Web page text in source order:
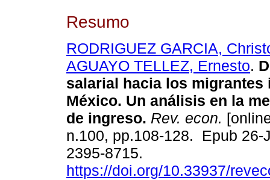
Resumo
RODRIGUEZ GARCIA,
AGUAYO TELLEZ, Ernesto.
salarial hacia los migrantes
México. Un análisis en la
de ingreso. Rev. econ.
n.100, pp.108-128. Epub 26-
2395-8715.
https://doi.org/10.33937/